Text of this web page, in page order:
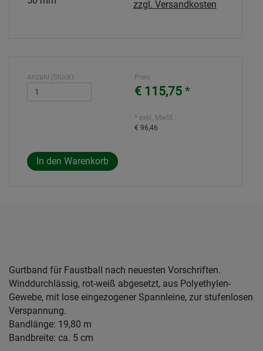
zzgl. Versandkosten
Anzahl (Stück): Preis
€ 115,75 *
* exkl. MwSt.:
€ 96,46
Gurtband für Faustball nach neuesten Vorschriften.
Winddurchlässig, rot-weiß abgesetzt, aus Polyethylen-
Gewebe, mit lose eingezogener Spannleine, zur stufenlosen
Verspannung.
Bandlänge: 19,80 m
Bandbreite: ca. 5 cm